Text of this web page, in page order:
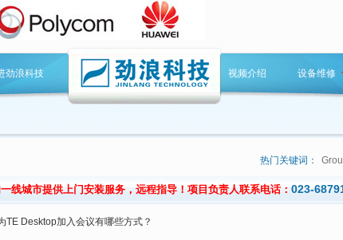
劲浪科技 视频介绍 设备维修
热门关键词：
线城市提供上门安装服务，远程指导！项目负责人联系电话： 023-
TE Desktop加入会议有哪些方式？